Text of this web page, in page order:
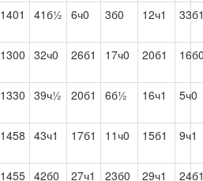
1401 41б½ 6ч0 3б0 12ч1
1300 32ч0 26б1 17ч0 20б1
1330 39ч½ 20б1 6б½ 16ч1 5ч0
1458 43ч1 17б1 11ч0 15б1 9ч1
1455 42б0 27ч1 23б0 29ч1